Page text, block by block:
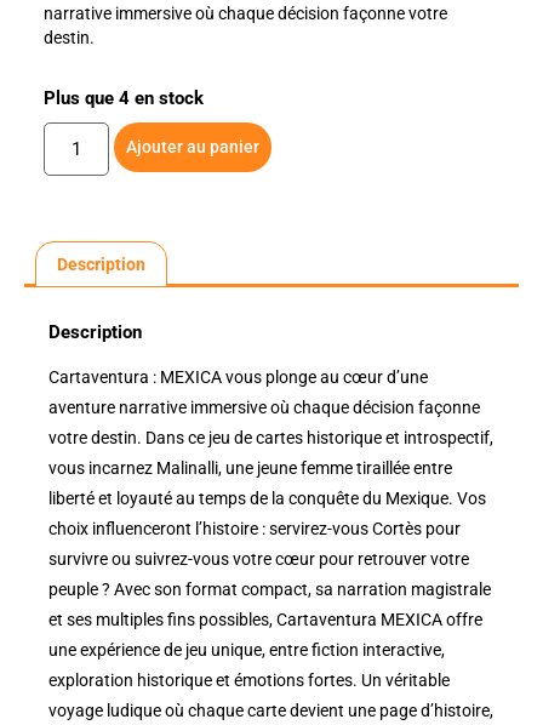
narrative immersive où chaque décision façonne votre
destin.
Plus que 4 en stock
Ajouter au panier
Description
Description
Cartaventura : MEXICA vous plonge au cœur d’une
aventure narrative immersive où chaque décision façonne
votre destin. Dans ce jeu de cartes historique et introspectif,
vous incarnez Malinalli, une jeune femme tiraillée entre
liberté et loyauté au temps de la conquête du Mexique. Vos
choix influenceront l’histoire : servirez-vous Cortès pour
survivre ou suivrez-vous votre cœur pour retrouver votre
peuple ? Avec son format compact, sa narration magistrale
et ses multiples fins possibles, Cartaventura MEXICA offre
une expérience de jeu unique, entre fiction interactive,
exploration historique et émotions fortes. Un véritable
voyage ludique où chaque carte devient une page d’histoire,